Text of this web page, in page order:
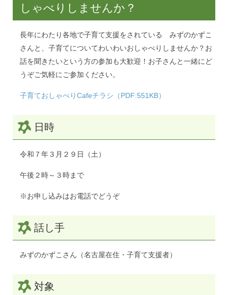
しゃべりしませんか？
長年にわたり各地で子育て支援をされている みずのかずこ
さんと、子育てについてわいわいおしゃべりしませんか？お
話を聞きたいという方の参加も大歓迎！お子さんと一緒にど
うぞご気軽にご参加ください。
子育ておしゃべりCafeチラシ（PDF:551KB）
日時
令和７年３月２９日（土）
午後２時～３時まで
※お申し込みはお電話でどうぞ
話し手
みずのかずこさん（名古屋在住・子育て支援者）
対象